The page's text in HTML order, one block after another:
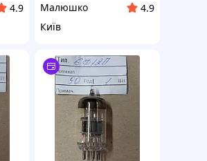
4.9
Малюшко
4.9
Київ